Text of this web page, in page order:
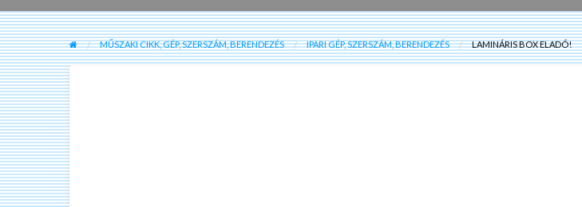
MŰSZAKI CIKK, GÉP, SZERSZÁM, BERENDEZÉS IPARI GÉP, SZERSZÁM, BERENDEZÉS LAMINÁRIS BOX ELADÓ!